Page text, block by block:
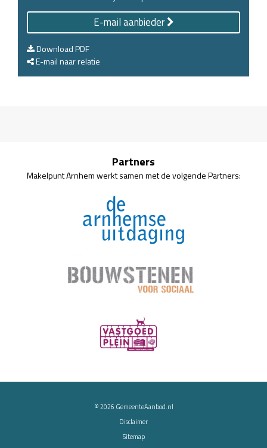
E-mail aanbieder
Download PDF
E-mail naar relatie
Partners
Makelpunt Arnhem werkt samen met de volgende Partners:
© 2026 GemeenteAanbod.nl
Disclaimer
Sitemap